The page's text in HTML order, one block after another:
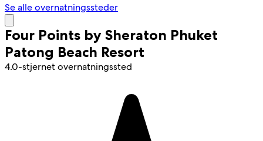
Se alle overnatningssteder
Four Points by Sheraton Phuket
Patong Beach Resort
4.0-stjernet overnatningssted